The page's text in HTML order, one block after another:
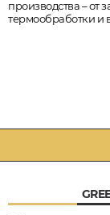
производства – от
термообработки и